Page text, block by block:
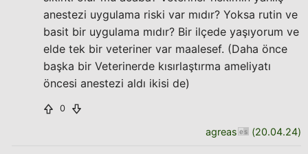
anestezi uygulama riski var mıdır? Yoksa rutin ve
basit bir uygulama mıdır? Bir ilçede yaşıyorum ve
elde tek bir veteriner var maalesef. (Daha önce
başka bir Veterinerde kısırlaştırma ameliyatı
öncesi anestezi aldı ikisi de)
0
agreas (20.04.24)